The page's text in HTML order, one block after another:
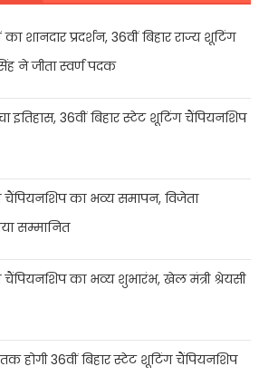
शानदार प्रदर्शन, 36वीं बिहार राज्य शूटिंग
ने जीता स्वर्ण पदक
इतिहास, 36वीं बिहार स्टेट शूटिंग चैंपियनशिप
चैंपियनशिप का भव्य समापन, विजेता
सम्मानित
चैंपियनशिप का भव्य शुभारंभ, खेल मंत्री श्रेयसी
होगी 36वीं बिहार स्टेट शूटिंग चैंपियनशिप